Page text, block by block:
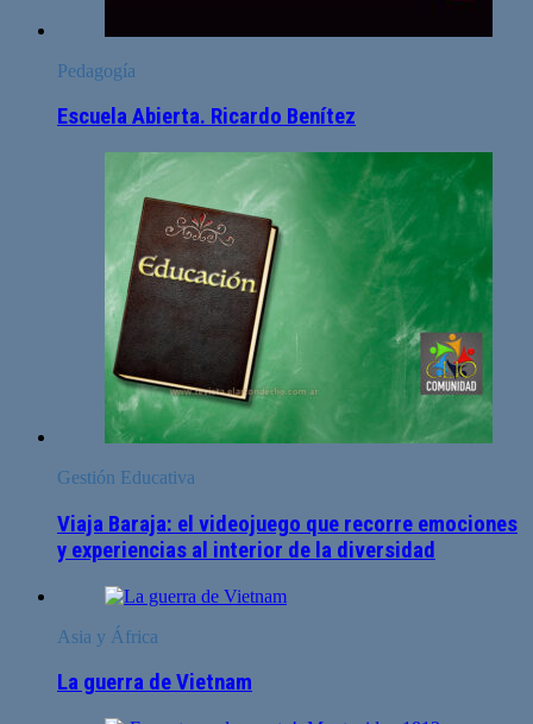
Pedagogía
Escuela Abierta. Ricardo Benítez
Gestión Educativa
Viaja Baraja: el videojuego que recorre emociones
y experiencias al interior de la diversidad
Asia y África
La guerra de Vietnam